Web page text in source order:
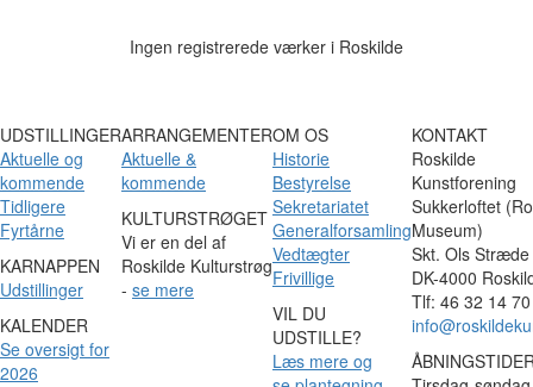
Ingen registrerede værker i Roskilde
UDSTILLINGER
Aktuelle og
kommende
Tidligere
Fyrtårne
KARNAPPEN
Udstillinger
KALENDER
Se oversigt for
2026
ARRANGEMENTER
Aktuelle &
kommende
KULTURSTRØGET
Vi er en del af
Roskilde Kulturstrøg
- se mere
OM OS
Historie
Bestyrelse
Sekretariatet
Generalforsamling
Vedtægter
Frivillige
VIL DU
UDSTILLE?
Læs mere og
KONTAKT
Roskilde
Kunstforening
Sukkerloftet
Museum)
Skt. Ols
DK-4000
Tlf: 46 32 14 70